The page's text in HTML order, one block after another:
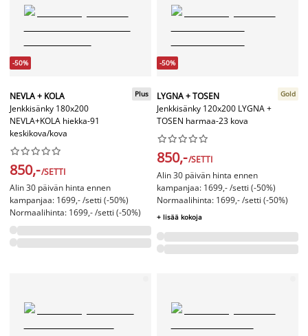
-50%
NEVLA + KOLA
Jenkkisänky 180x200
NEVLA+KOLA hiekka-91
keskikova/kova
Plus






850,-/SETTI
Alin 30 päivän hinta ennen
kampanjaa: 1699,- /setti (-50%)
Normaalihinta: 1699,- /setti (-50%)
-50%
LYGNA + TOSEN
Jenkkisänky 120x200 LYGNA +
TOSEN harmaa-23 kova
Gold






850,-/SETTI
Alin 30 päivän hinta ennen
kampanjaa: 1699,- /setti (-50%)
Normaalihinta: 1699,- /setti (-50%)
+ lisää kokoja